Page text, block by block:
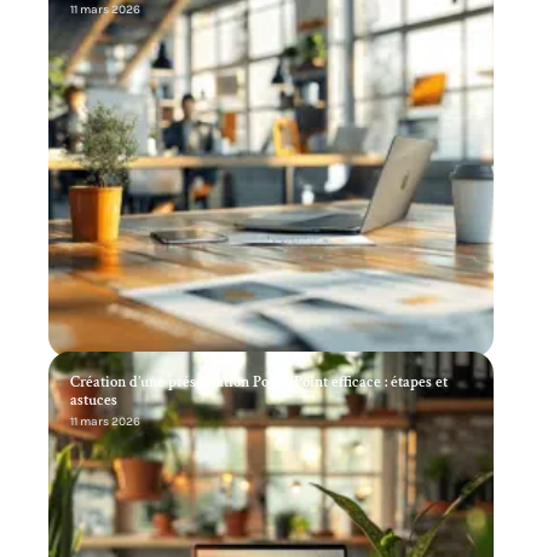
11 mars 2026
Création d’une présentation PowerPoint efficace : étapes et
astuces
11 mars 2026